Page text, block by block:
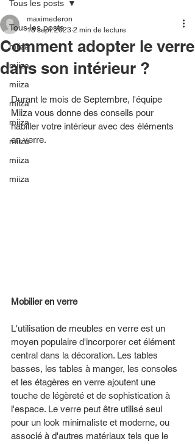
Tous les posts
miiza
miiza
miiza
miiza
miiza
miiza
miiza
miiza
Tous les posts
Comment adopter le verre
dans son intérieur ?
maximederon
18 sept. 2023 2 min de lecture
Durant le mois de Septembre, l'équipe
Miiza vous donne des conseils pour
habiller votre intérieur avec des éléments
en verre.
Mobilier en verre
L'utilisation de meubles en verre est un
moyen populaire d'incorporer cet élément
central dans la décoration. Les tables
basses, les tables à manger, les consoles
et les étagères en verre ajoutent une
touche de légèreté et de sophistication à
l'espace. Le verre peut être utilisé seul
pour un look minimaliste et moderne, ou
associé à d'autres matériaux tels que le